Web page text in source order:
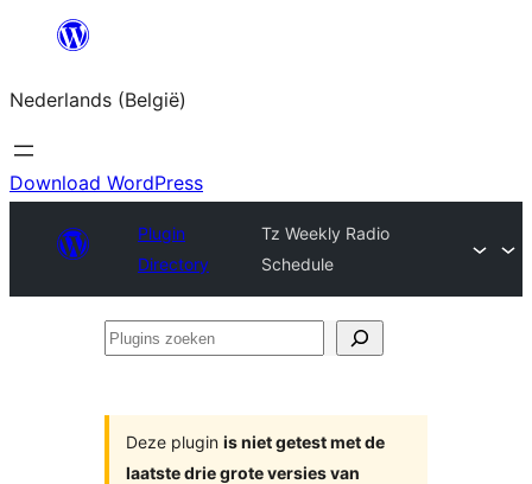
Spring
de
inhoud
Nederlands (België)
Download WordPress
Plugin
Directory
Tz Weekly Radio
Schedule
Plugins
Deze plugin is niet getest met de
laatste drie grote versies van